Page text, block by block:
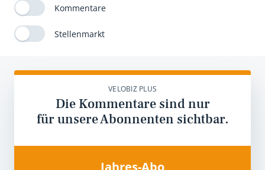
Kommentare
Stellenmarkt
VELOBIZ PLUS
Die Kommentare sind nur
für unsere Abonnenten sichtbar.
Jahres-Abo